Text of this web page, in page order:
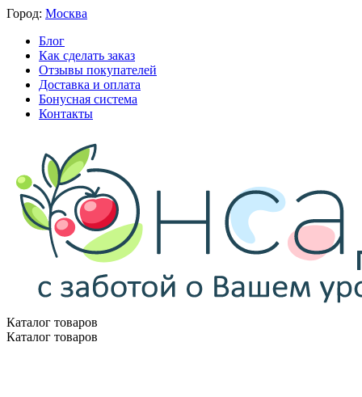
Город: Москва
Блог
Как сделать заказ
Отзывы покупателей
Доставка и оплата
Бонусная система
Контакты
Каталог товаров
Каталог товаров